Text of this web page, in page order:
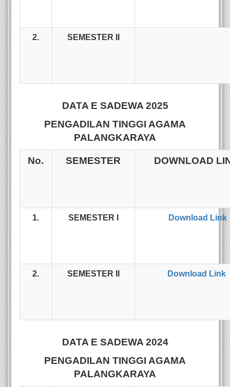
2. SEMESTER II
DATA E SADEWA 2025
PENGADILAN TINGGI AGAMA
PALANGKARAYA
No. SEMESTER DOWNLOAD
1. SEMESTER I Download Link
2. SEMESTER II Download Link
DATA E SADEWA 2024
PENGADILAN TINGGI AGAMA
PALANGKARAYA